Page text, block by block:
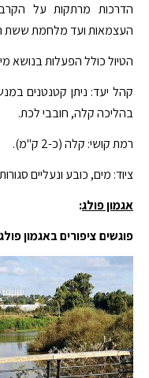
הדרכות מרתקות על
העצמאות ועד מלחמת ששת
הטיול כולל הפעלות בנושא
קהל יעד: ניתן קטנטנים
בהליכה קלה, חובבי לכת.
רמת קושי: קלה (כ-2 ק"מ).
ציוד: מים, כובע ונעליים
אגמון פולג:
פוגשים ציפורים באגמון פולג